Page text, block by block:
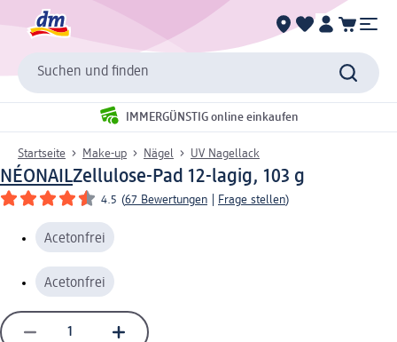
Suchen und finden
IMMERGÜNSTIG online einkaufen
Startseite Make-up Nägel UV Nagellack
NÉONAILZellulose-Pad 12-lagig, 103 g
4.5 (67 Bewertungen Frage stellen)
Acetonfrei
Acetonfrei